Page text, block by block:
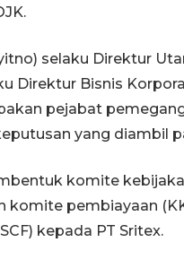
selaku Direktur
Direktur Bisnis
pejabat
yang diambil
komite
komite pembiayaan
kepada PT Sritex.